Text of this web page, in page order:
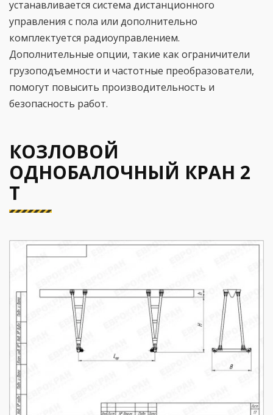
устанавливается система дистанционного
управления с пола или дополнительно
комплектуется радиоуправлением.
Дополнительные опции, такие как ограничители
грузоподъемности и частотные преобразователи,
помогут повысить производительность и
безопасность работ.
КОЗЛОВОЙ
ОДНОБАЛОЧНЫЙ КРАН 2
Т